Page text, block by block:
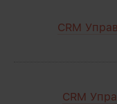
CRM
CRM